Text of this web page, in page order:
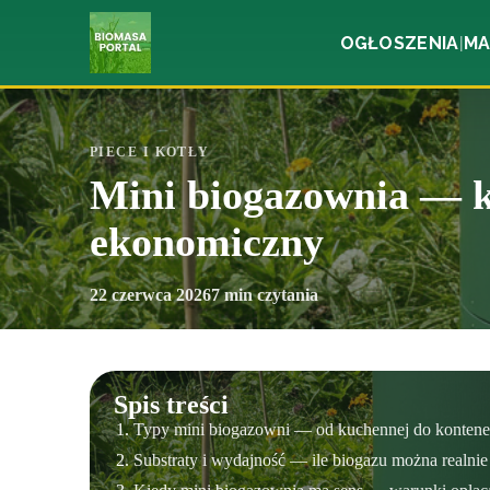
OGŁOSZENIA|
PIECE I KOTŁY
Mini biogazownia —
ekonomiczny
22 czerwca 20267 min czytania
Spis treści
Typy mini biogazowni — od kuchennej do
Substraty i wydajność — ile biogazu można